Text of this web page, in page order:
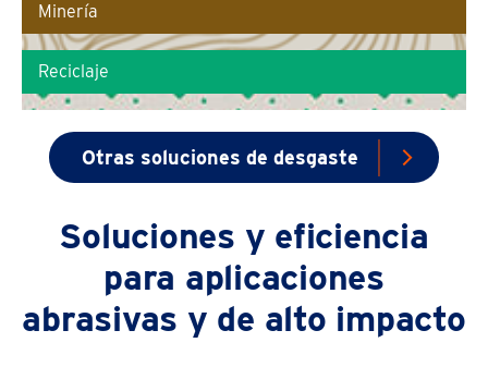
Minería
Reciclaje
Otras soluciones de desgaste
Soluciones y eficiencia
para aplicaciones
abrasivas y de alto impacto